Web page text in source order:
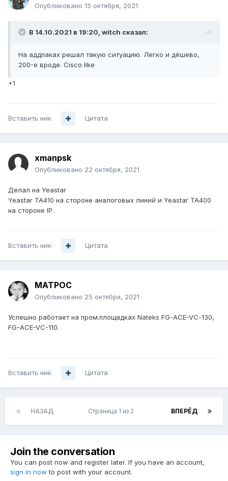
Опубликовано 15 октября, 2021
В 14.10.2021 в 19:20, witch сказал:
На аддпаках решал такую ситуацию. Легко и дёшево,
200-e вроде. Cisco like
+1
Вставить ник Цитата
xmanpsk
Опубликовано 22 октября, 2021
Делал на Yeastar
Yeastar TA410 на стороне аналоговых линий и Yeastar TA400
на стороне IP.
Вставить ник Цитата
MATPOC
Опубликовано 25 октября, 2021
Успешно работает на пром.площадках Nateks FG-ACE-VC-130,
FG-ACE-VC-110.
Вставить ник Цитата
НАЗАД ВПЕРЁД
Страница 1 из 2
Join the conversation
You can post now and register later. If you have an account,
sign in now to post with your account.